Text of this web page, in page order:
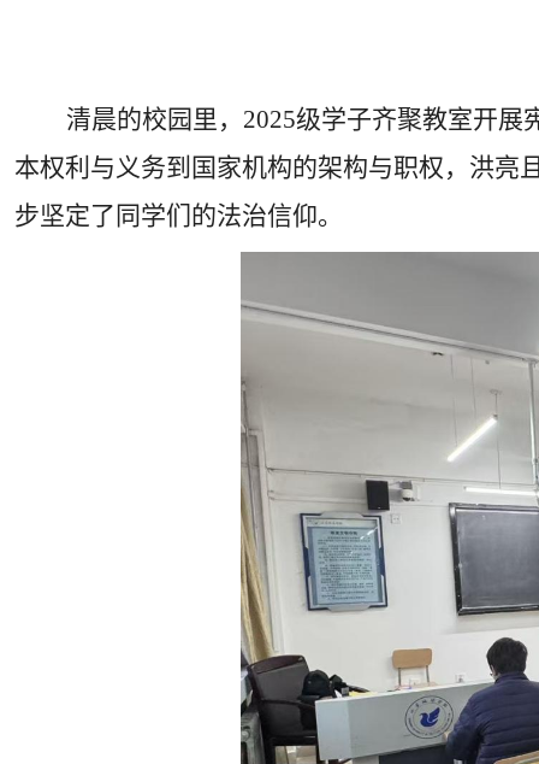
清晨的校园里， 2025级学子齐聚教室开展
本权利与义务到国家机构的架构与职权，洪亮
步坚定了同学们的法治信仰。